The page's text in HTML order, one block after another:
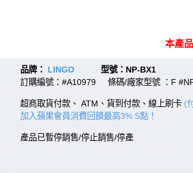
本產
品牌： LINGO 型號：NP-BX1
訂購編號：#A10979 條碼/廠家型號 ：F
超商取貨付款、 ATM、貨到付款、線上刷卡 (
加入蘋果會員消費回饋最高3% S點！
產品已暫停銷售/停止銷售/停產